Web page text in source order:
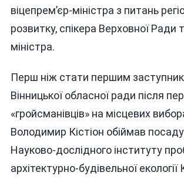
віцепрем’єр-міністра з питань
розвитку, спікера Верховної Ради
міністра.
Перш ніж стати першим
Вінницької обласної ради після
«гройсманівців» на місцевих
Володимир Кістіон обіймав
Науково-дослідного інституту
архітектурно-будівельної екології